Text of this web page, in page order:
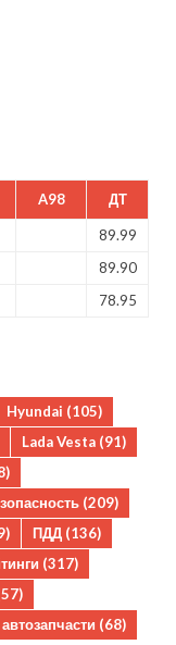
A98 ДТ
89.99
89.90
78.95
Hyundai (105)
Lada Vesta (91)
(209)
ПДД (136)
(317)
автозапчасти (68)